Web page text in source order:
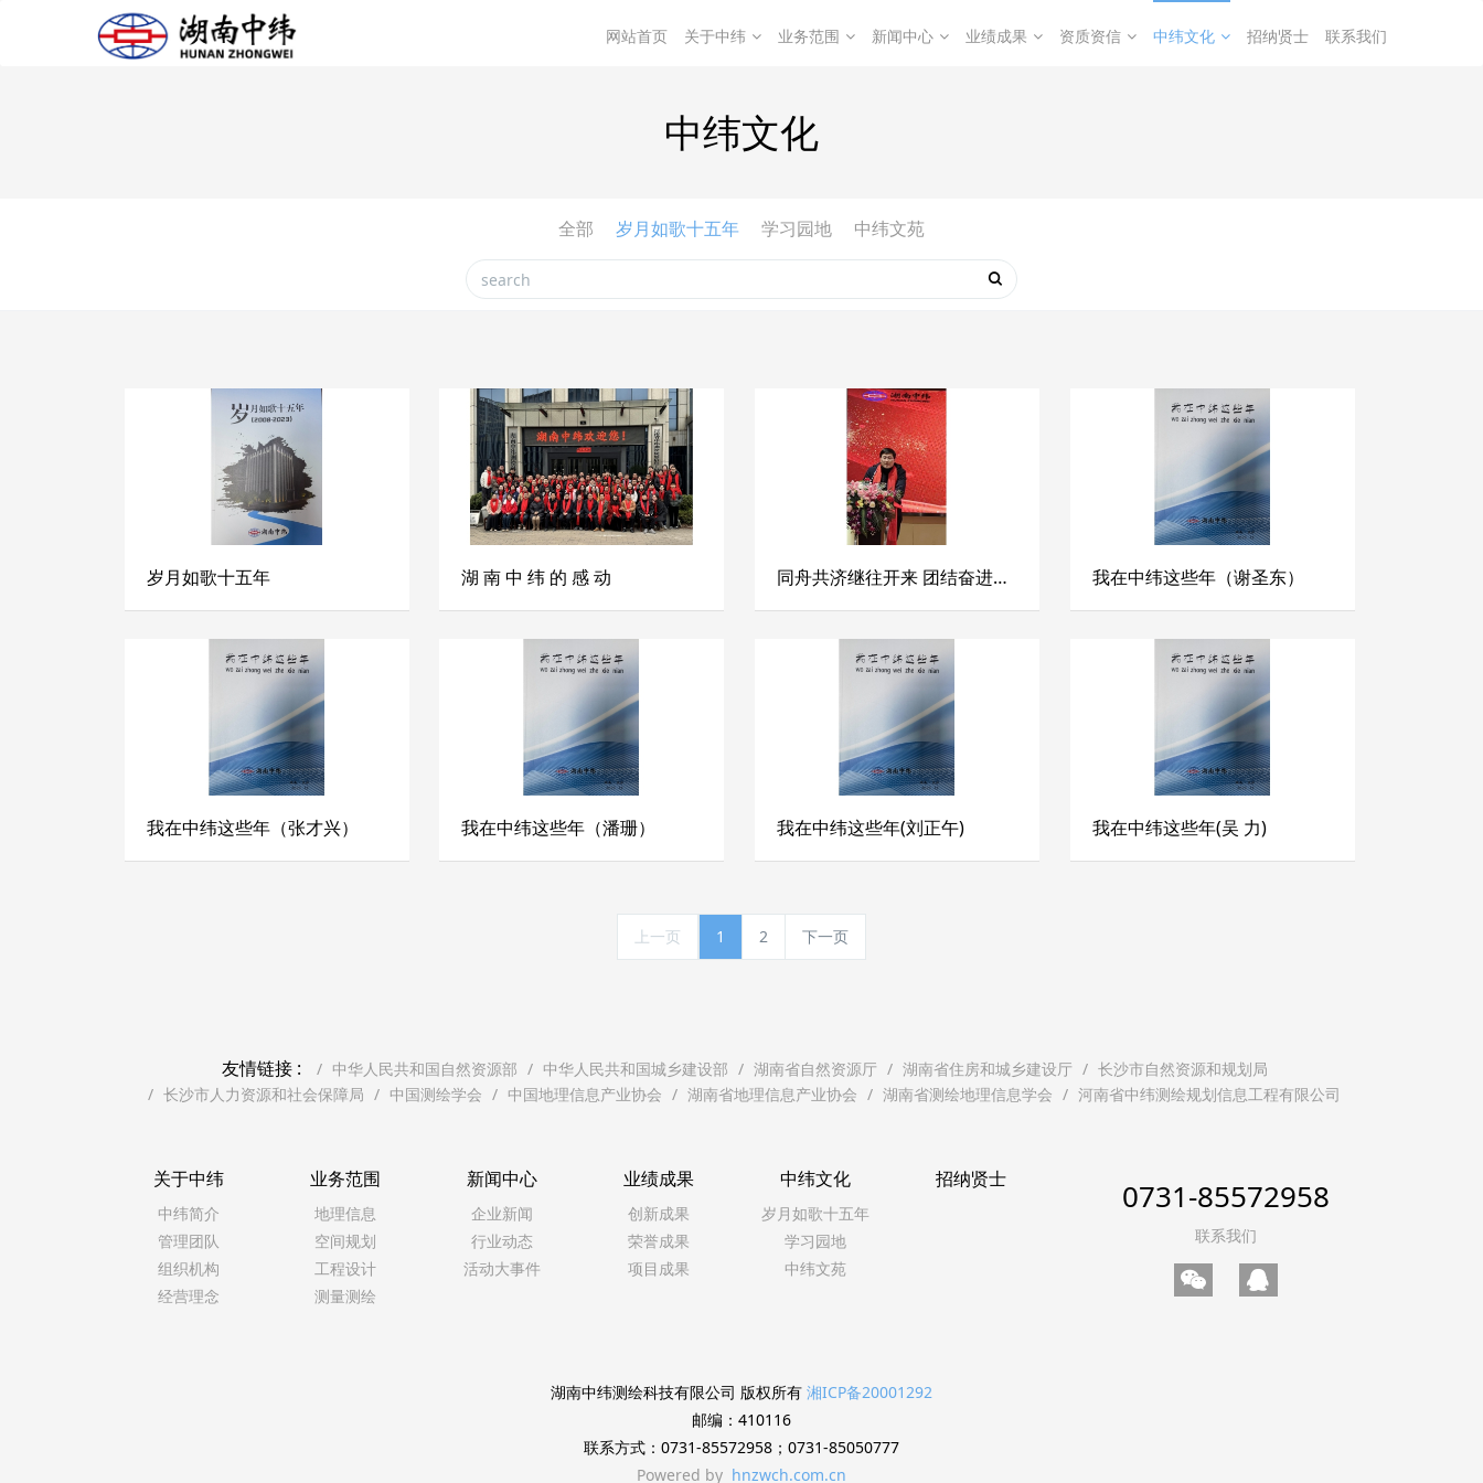
网站首页 关于中纬 业务范围 新闻中心 业绩成果 资质资信 中纬文化 招纳贤士 联系我们
中纬文化
全部 岁月如歌十五年 学习园地 中纬文苑
岁月如歌十五年 湖 南 中 纬 的 感 动 同舟共济继往开来 团结奋进再创辉煌 我在中纬这些年（谢圣东）
我在中纬这些年（张才兴） 我在中纬这些年（潘珊） 我在中纬这些年(刘正午) 我在中纬这些年(吴 力)
上一页 1 2 下一页
友情链接 : 中华人民共和国自然资源部 中华人民共和国城乡建设部 湖南省自然资源厅 湖南省住房和城乡建设厅
长沙市自然资源和规划局
长沙市人力资源和社会保障局
中国测绘学会 中国地理信息产业协会 湖南省地理信息产业协会 湖南省测绘地理信息学会 河南省中纬测绘规划信息工程有限公司
关于中纬
中纬简介
管理团队
组织机构
经营理念
业务范围
地理信息
空间规划
工程设计
测量测绘
新闻中心
企业新闻
行业动态
活动大事件
业绩成果
创新成果
荣誉成果
项目成果
中纬文化
岁月如歌十五年
学习园地
中纬文苑
招纳贤士 0731-85572958
联系我们
湖南中纬测绘科技有限公司 版权所有 湘ICP备20001292
邮编：410116
联系方式：0731-85572958；0731-85050777
Powered by hnzwch.com.cn